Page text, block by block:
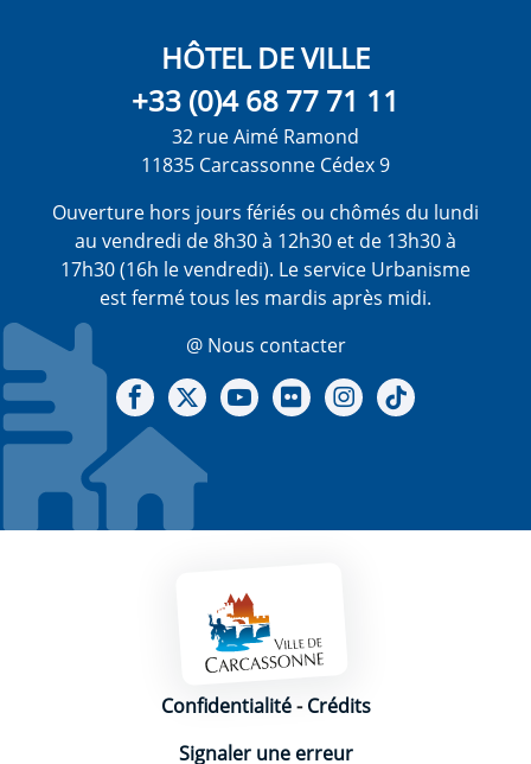
HÔTEL DE VILLE
+33 (0)4 68 77 71 11
32 rue Aimé Ramond
11835 Carcassonne Cédex 9
Ouverture hors jours fériés ou chômés du lundi
au vendredi de 8h30 à 12h30 et de 13h30 à
17h30 (16h le vendredi). Le service Urbanisme
est fermé tous les mardis après midi.
@ Nous contacter
Notre Facebook
Notre X - (twitter)
Notre chaine Youtube
Notre Gallerie sur Flickr
Notre Instagram
Mentions légales
Confidentialité-Crédits
Signaler une erreur